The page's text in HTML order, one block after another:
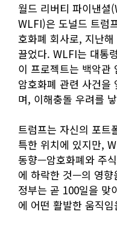
월드 리버티 파이낸
WLFI)은 도널드 트럼
호화폐 회사로, 지난
끌었다. WLFI는 대통
이 프로젝트는 백악관
암호화폐 관련 사건을
며, 이해충돌 우려를
트럼프는 자신의 포트
특한 위치에 있지만,
동향—암호화폐와 주
에 하락한 것—의 영향
정부는 곧 100일을 맞
에 어떤 활발한 움직